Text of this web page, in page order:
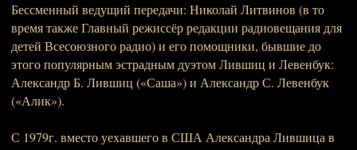
Бессменный ведущий передачи: Николай Литвинов (в то
время также Главный режиссёр редакции радиовещания для
детей Всесоюзного радио) и его помощники, бывшие до
этого популярным эстрадным дуэтом Лившиц и Левенбук:
Александр Б. Лившиц («Саша») и Александр С. Левенбук
(«Алик»).
С 1979г. вместо уехавшего в США Александра Лившица в